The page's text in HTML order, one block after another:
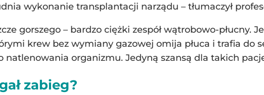
wykonanie transplantacji narządu – tłumaczył
gorszego – bardzo ciężki zespół wątrobowo-
krew bez wymiany gazowej omija płuca i trafia do
organizmu. Jedyną szansą dla takich
zabieg?